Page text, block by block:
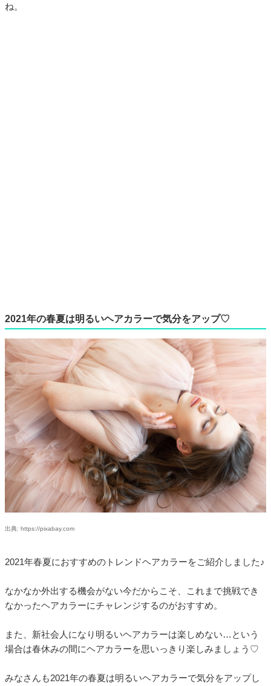
ね。
2021年の春夏は明るいヘアカラーで気分をアップ♡
出典: https://pixabay.com
2021年春夏におすすめのトレンドヘアカラーをご紹介しました♪
なかなか外出する機会がない今だからこそ、これまで挑戦でき
なかったヘアカラーにチャレンジするのがおすすめ。
また、新社会人になり明るいヘアカラーは楽しめない…という
場合は春休みの間にヘアカラーを思いっきり楽しみましょう♡
みなさんも2021年の春夏は明るいヘアカラーで気分をアップし